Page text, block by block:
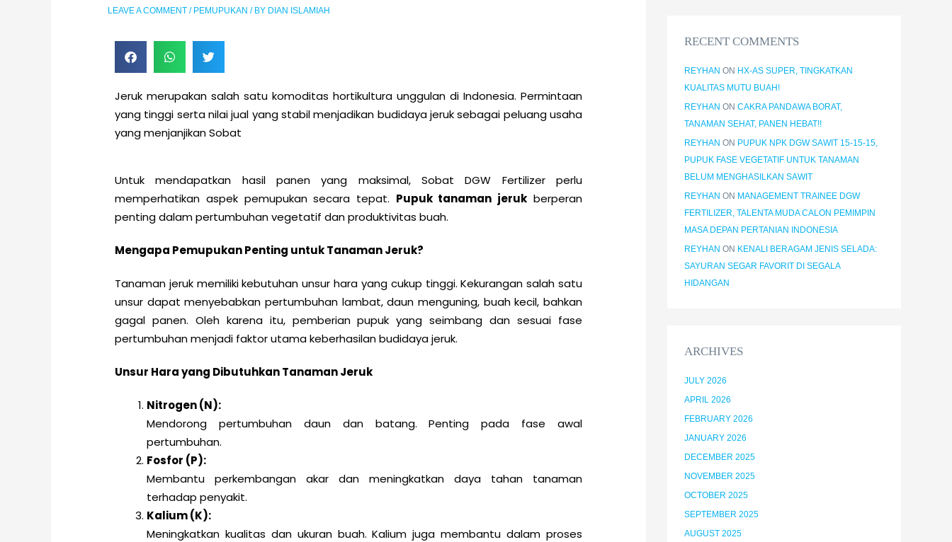
LEAVE A COMMENT / PEMUPUKAN / BY DIAN ISLAMIAH
Jeruk merupakan salah satu komoditas hortikultura unggulan di Indonesia. Permintaan
yang tinggi serta nilai jual yang stabil menjadikan budidaya jeruk sebagai peluang usaha
yang menjanjikan Sobat
Untuk mendapatkan hasil panen yang maksimal, Sobat DGW Fertilizer perlu
memperhatikan aspek pemupukan secara tepat. Pupuk tanaman jeruk berperan
penting dalam pertumbuhan vegetatif dan produktivitas buah.
Mengapa Pemupukan Penting untuk Tanaman Jeruk?
Tanaman jeruk memiliki kebutuhan unsur hara yang cukup tinggi. Kekurangan salah satu
unsur dapat menyebabkan pertumbuhan lambat, daun menguning, buah kecil, bahkan
gagal panen. Oleh karena itu, pemberian pupuk yang seimbang dan sesuai fase
pertumbuhan menjadi faktor utama keberhasilan budidaya jeruk.
Unsur Hara yang Dibutuhkan Tanaman Jeruk
Nitrogen (N):
Mendorong pertumbuhan daun dan batang. Penting pada fase awal
pertumbuhan.
Fosfor (P):
Membantu perkembangan akar dan meningkatkan daya tahan tanaman
terhadap penyakit.
Kalium (K):
Meningkatkan kualitas dan ukuran buah. Kalium juga membantu dalam proses
RECENT COMMENTS
REYHAN ON HX-AS SUPER, TINGKATKAN
KUALITAS MUTU BUAH!
REYHAN ON CAKRA PANDAWA BORAT,
TANAMAN SEHAT, PANEN HEBAT!!
REYHAN ON PUPUK NPK DGW SAWIT 15-15-15,
PUPUK FASE VEGETATIF UNTUK TANAMAN
BELUM MENGHASILKAN SAWIT
REYHAN ON MANAGEMENT TRAINEE DGW
FERTILIZER, TALENTA MUDA CALON PEMIMPIN
MASA DEPAN PERTANIAN INDONESIA
REYHAN ON KENALI BERAGAM JENIS SELADA:
SAYURAN SEGAR FAVORIT DI SEGALA
HIDANGAN
ARCHIVES
JULY 2026
APRIL 2026
FEBRUARY 2026
JANUARY 2026
DECEMBER 2025
NOVEMBER 2025
OCTOBER 2025
SEPTEMBER 2025
AUGUST 2025